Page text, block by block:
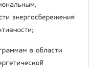
энергосбережения
в области